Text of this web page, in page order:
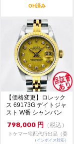
OH済み
【価格変更】ロレック
ス 69173G デイトジャ
スト W番 シャンパン
798,000 円 （税込）
トケマー宅配代行出品（委
託販売）
（インボイス対応）